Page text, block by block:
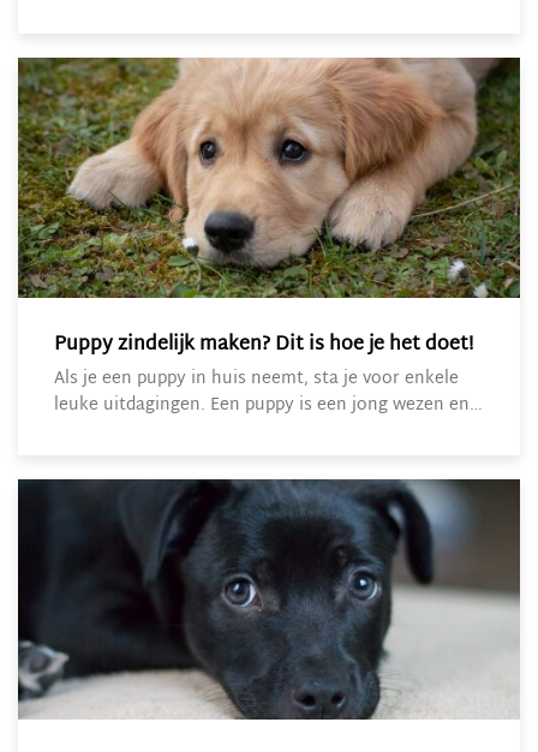
Puppy zindelijk maken? Dit is hoe je het doet!
Als je een puppy in huis neemt, sta je voor enkele
leuke uitdagingen. Een puppy is een jong wezen en…